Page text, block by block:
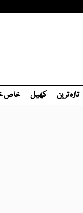
تازہ ترین کھیل خاص